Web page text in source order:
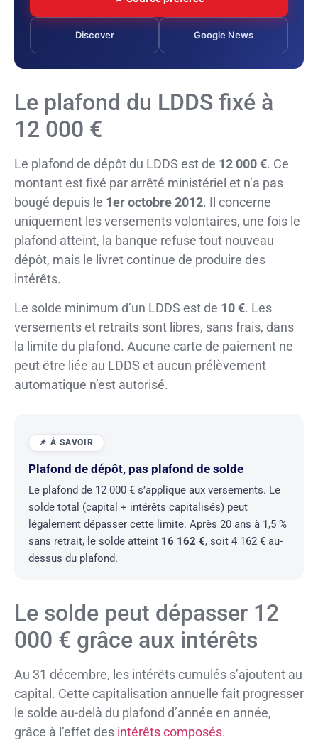
Discover Google News
Le plafond du LDDS fixé à
12 000 €
Le plafond de dépôt du LDDS est de 12 000 €. Ce
montant est fixé par arrêté ministériel et n’a pas
bougé depuis le 1er octobre 2012. Il concerne
uniquement les versements volontaires, une fois le
plafond atteint, la banque refuse tout nouveau
dépôt, mais le livret continue de produire des
intérêts.
Le solde minimum d’un LDDS est de 10 €. Les
versements et retraits sont libres, sans frais, dans
la limite du plafond. Aucune carte de paiement ne
peut être liée au LDDS et aucun prélèvement
automatique n’est autorisé.
Plafond de dépôt, pas plafond de solde
Le plafond de 12 000 € s’applique aux versements. Le
solde total (capital + intérêts capitalisés) peut
légalement dépasser cette limite. Après 20 ans à 1,5 %
sans retrait, le solde atteint 16 162 €, soit 4 162 € au-
dessus du plafond.
Le solde peut dépasser 12
000 € grâce aux intérêts
Au 31 décembre, les intérêts cumulés s’ajoutent au
capital. Cette capitalisation annuelle fait progresser
le solde au-delà du plafond d’année en année,
grâce à l’effet des intérêts composés.